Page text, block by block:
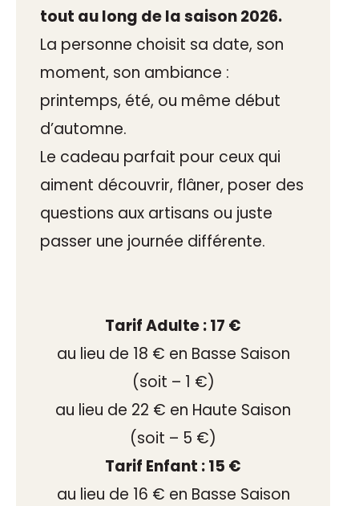
tout au long de la saison 2026.
La personne choisit sa date, son
moment, son ambiance :
printemps, été, ou même début
d’automne.
Le cadeau parfait pour ceux qui
aiment découvrir, flâner, poser des
questions aux artisans ou juste
passer une journée différente.
Tarif Adulte : 17 €
au lieu de 18 € en Basse Saison
(soit – 1 €)
au lieu de 22 € en Haute Saison
(soit – 5 €)
Tarif Enfant : 15 €
au lieu de 16 € en Basse Saison